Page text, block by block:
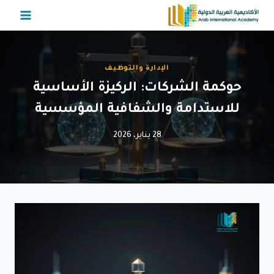
التجاوز
المحتوى
الإدارة والتوظيف
حوكمة الشركات: الركيزة الأساسية
للاستدامة والشفافية المؤسسية
28 يناير، 2026